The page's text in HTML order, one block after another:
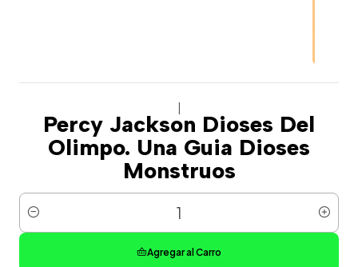
Percy Jackson Dioses Del
Olimpo. Una Guia Dioses
Monstruos
Cantidad
Agregar al Carro